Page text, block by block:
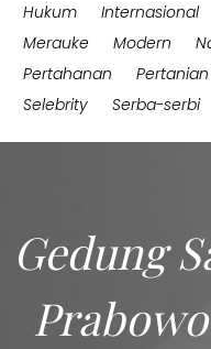
Hukum
Internasional
Merauke
Modern
Pertahanan
Pertanian
Selebrity
Serba-serbi
Gedung